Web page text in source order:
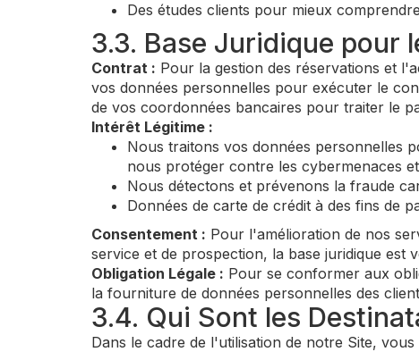
Des études clients pour mieux
3.3. Base Juridique pour
Contrat : Pour la gestion des réservations et
vos données personnelles pour exécuter le
de vos coordonnées bancaires pour traiter le
Intérêt Légitime :
Nous traitons vos données personnelles
nous protéger contre les cybermenaces
Nous détectons et prévenons la fraude
Données de carte de crédit à des fins de
Consentement : Pour l'amélioration de nos
service et de prospection, la base juridique est
Obligation Légale : Pour se conformer aux
la fourniture de données personnelles des
3.4. Qui Sont les
Dans le cadre de l'utilisation de notre Site,